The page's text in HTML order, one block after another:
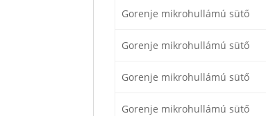
Gorenje mikrohullámú sütő
Gorenje mikrohullámú sütő
Gorenje mikrohullámú sütő
Gorenje mikrohullámú sütő